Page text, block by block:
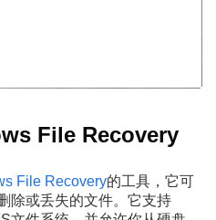
File Recovery
File Recovery的工具，它可
除或丢失的文件。它支持